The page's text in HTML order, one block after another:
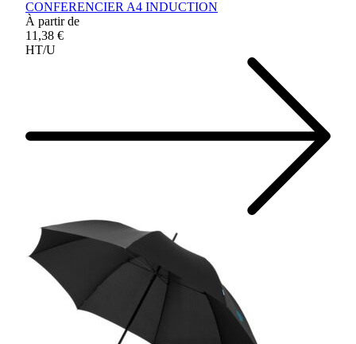
CONFERENCIER A4 INDUCTION
À partir de
11,38 €
HT/U